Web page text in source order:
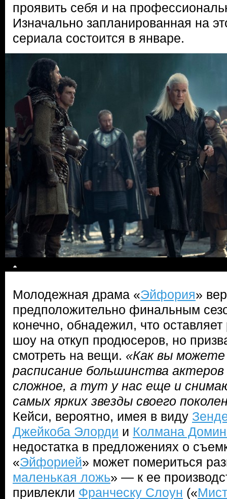
проявить себя и на
Изначально запланированная на
сериала состоится в январе.
Молодежная драма «Эйфория»
предположительно финальным
конечно, обнадежил, что
шоу на откуп продюсеров, но
смотреть на вещи. «Как вы
расписание большинства
сложное, а тут у нас еще и
самых ярких звезды своего
Кейси, вероятно, имея в виду
Джейкоба Элорди и Колмана
недостатка в предложениях о
«Эйфорией» может помериться
маленькая ложь» — к ее
привлекли Франческу Слоун («